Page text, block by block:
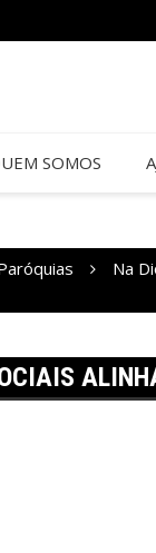
SOMOS
Na